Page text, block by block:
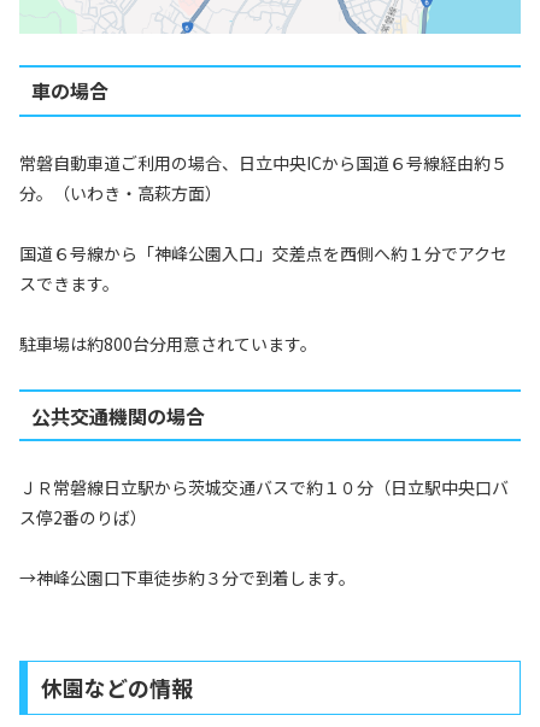
車の場合
常磐自動車道ご利用の場合、日立中央ICから国道６号線経由約５
分。（いわき・高萩方面）
国道６号線から「神峰公園入口」交差点を西側へ約１分でアクセ
スできます。
駐車場は約800台分用意されています。
公共交通機関の場合
ＪＲ常磐線日立駅から茨城交通バスで約１０分（日立駅中央口バ
ス停2番のりば）
→神峰公園口下車徒歩約３分で到着します。
休園などの情報